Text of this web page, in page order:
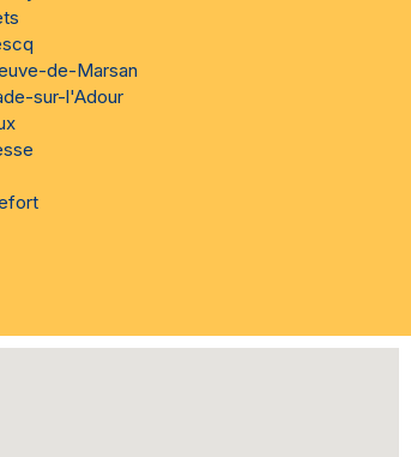
de-Marsan
sur-l'Adour